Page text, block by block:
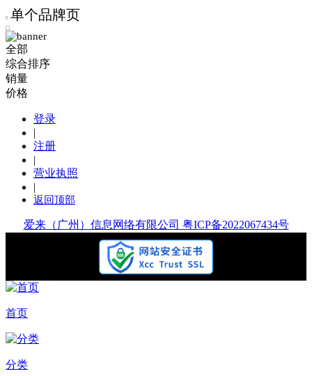
单个品牌页
全部
综合排序
销量
价格
登录
|
注册
|
营业执照
|
返回顶部
爱来（广州）信息网络有限公司 粤ICP备2022067434号
首页
分类